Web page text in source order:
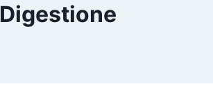
Digestione